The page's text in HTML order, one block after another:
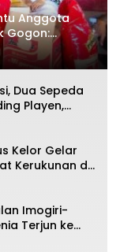
Anggota
Gogon:
Nyata
Dua Sepeda
Playen,
Kelor Gelar
Kerukunan di
Imogiri-
Terjun ke